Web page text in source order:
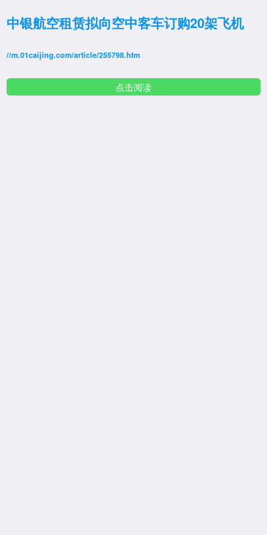
中银航空租赁拟向空中客车订购20架飞机
//m.01caijing.com/article/255798.htm
点击阅读